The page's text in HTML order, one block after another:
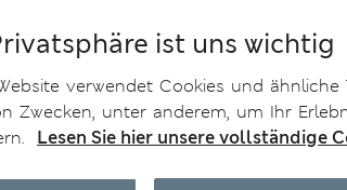
ist uns wichtig
verwendet Cookies und
Zwecken, unter anderem, um Ihr
Lesen Sie hier unsere vollständige